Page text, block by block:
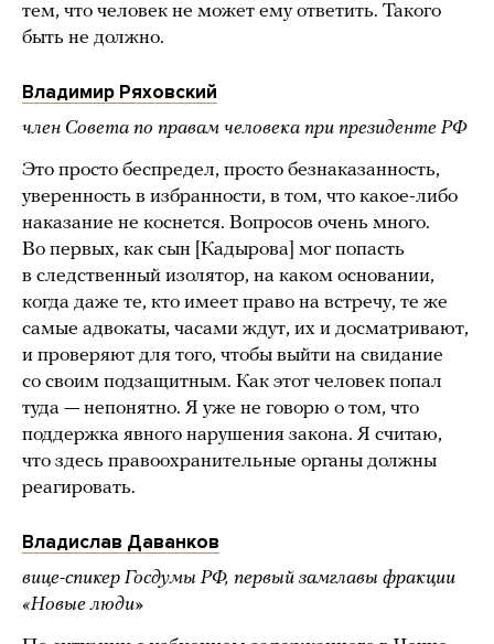
тем, что человек не может ему ответить. Такого
быть не должно.
Владимир Ряховский
член Совета по правам человека при президенте РФ
Это просто беспредел, просто безнаказанность,
уверенность в избранности, в том, что какое-либо
наказание не коснется. Вопросов очень много.
Во первых, как сын [Кадырова] мог попасть
в следственный изолятор, на каком основании,
когда даже те, кто имеет право на встречу, те же
самые адвокаты, часами ждут, их и досматривают,
и проверяют для того, чтобы выйти на свидание
со своим подзащитным. Как этот человек попал
туда — непонятно. Я уже не говорю о том, что
поддержка явного нарушения закона. Я считаю,
что здесь правоохранительные органы должны
реагировать.
Владислав Даванков
вице-спикер Госдумы РФ, первый замглавы фракции
«Новые люди»